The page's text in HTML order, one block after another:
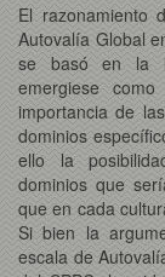
El razonamiento
Autovalía Global
se basó en la
emergiese
importancia de
dominios
ello la
dominios que
que en cada
Si bien la
escala de